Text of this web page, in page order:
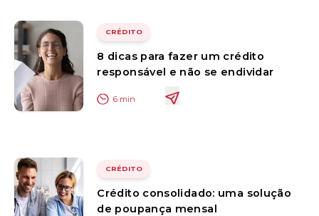
CRÉDITO
8 dicas para fazer um crédito
responsável e não se endividar
6 min
CRÉDITO
Crédito consolidado: uma solução
de poupança mensal